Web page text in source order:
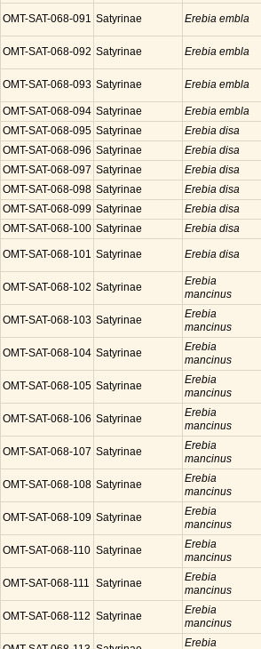
OMT-SAT-068-091 Satyrinae Erebia embla
OMT-SAT-068-092 Satyrinae Erebia embla
OMT-SAT-068-093 Satyrinae Erebia embla
OMT-SAT-068-094 Satyrinae Erebia embla
OMT-SAT-068-095 Satyrinae Erebia disa
OMT-SAT-068-096 Satyrinae Erebia disa
OMT-SAT-068-097 Satyrinae Erebia disa
OMT-SAT-068-098 Satyrinae Erebia disa
OMT-SAT-068-099 Satyrinae Erebia disa
OMT-SAT-068-100 Satyrinae Erebia disa
OMT-SAT-068-101 Satyrinae Erebia disa
OMT-SAT-068-102 Satyrinae
Erebia
mancinus
OMT-SAT-068-103 Satyrinae
Erebia
mancinus
OMT-SAT-068-104 Satyrinae
Erebia
mancinus
OMT-SAT-068-105 Satyrinae
Erebia
mancinus
OMT-SAT-068-106 Satyrinae
Erebia
mancinus
OMT-SAT-068-107 Satyrinae
Erebia
mancinus
OMT-SAT-068-108 Satyrinae
Erebia
mancinus
OMT-SAT-068-109 Satyrinae
Erebia
mancinus
OMT-SAT-068-110 Satyrinae
Erebia
mancinus
OMT-SAT-068-111 Satyrinae
Erebia
mancinus
OMT-SAT-068-112 Satyrinae
Erebia
mancinus
Erebia